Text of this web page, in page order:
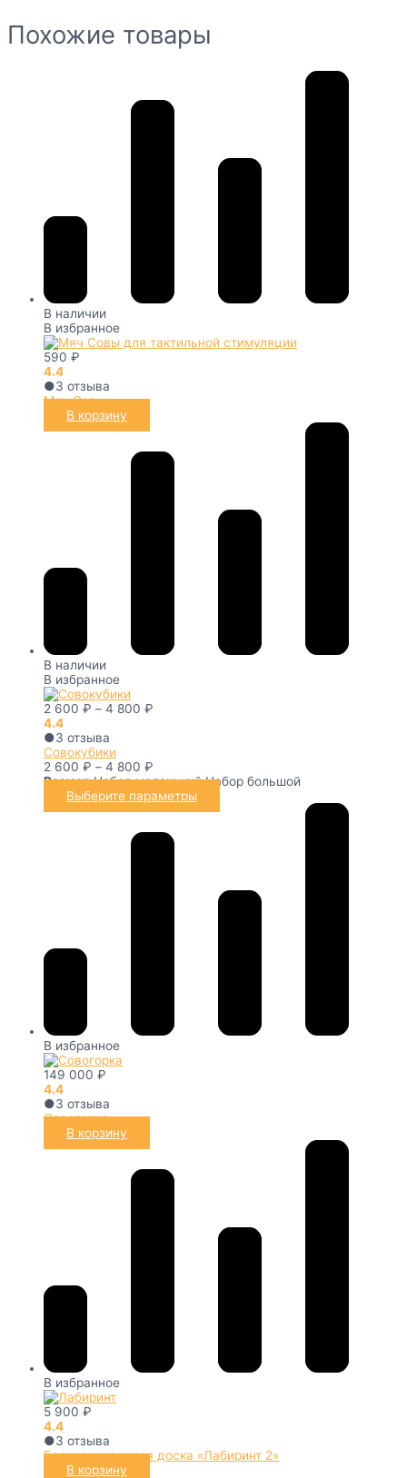
Похожие товары
В наличии
В избранное
590 ₽
4.4
●3 отзыва
Мяч Совы
В корзину
В наличии
В избранное
2 600 ₽ – 4 800 ₽
4.4
●3 отзыва
Совокубики
2 600 ₽ – 4 800 ₽
РазмерНабор маленькийНабор большой
Выберите параметры
В избранное
149 000 ₽
4.4
●3 отзыва
Совогорка
В корзину
В избранное
5 900 ₽
4.4
●3 отзыва
Балансировочная доска «Лабиринт 2»
В корзину